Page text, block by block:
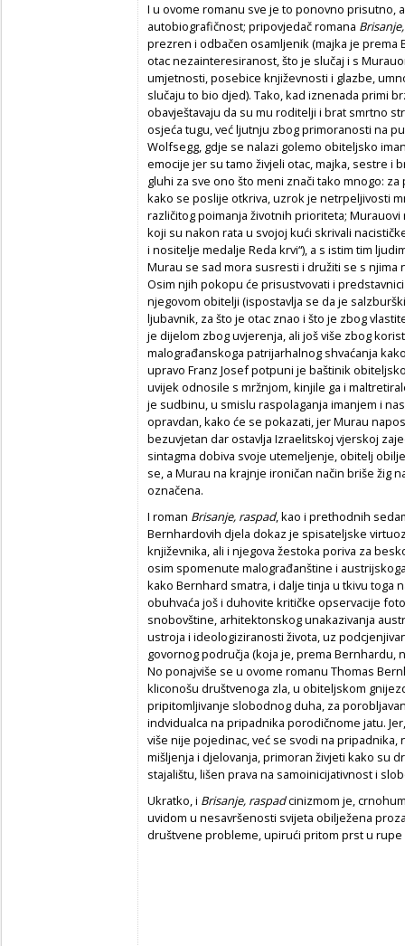
I u ovome romanu sve je to ponovno prisutno,
autobiografičnost; pripovjedač romana
prezren i odbačen osamljenik (majka je
otac nezainteresiranost, što je slučaj i s
umjetnosti, posebice književnosti i glazbe,
slučaju to bio djed). Tako, kad iznenada primi
obavještavaju da su mu roditelji i brat smrtno
osjeća tugu, već ljutnju zbog primoranosti na
Wolfsegg, gdje se nalazi golemo obiteljsko
emocije jer su tamo živjeli otac, majka, sestre i
gluhi za sve ono što meni znači tako mnogo:
kako se poslije otkriva, uzrok je netrpeljivosti
različitog poimanja životnih prioriteta;
koji su nakon rata u svojoj kući skrivali
i nositelje medalje Reda krvi“), a s istim tim
Murau se sad mora susresti i družiti se s
Osim njih pokopu će prisustvovati i
njegovom obitelji (ispostavlja se da je
ljubavnik, za što je otac znao i što je zbog
je dijelom zbog uvjerenja, ali još više zbog
malograđanskoga patrijarhalnog shvaćanja
upravo Franz Josef potpuni je baštinik
uvijek odnosile s mržnjom, kinjile ga i
je sudbinu, u smislu raspolaganja imanjem i
opravdan, kako će se pokazati, jer Murau
bezuvjetan dar ostavlja Izraelitskoj vjerskoj
sintagma dobiva svoje utemeljenje, obitelj
se, a Murau na krajnje ironičan način briše žig
označena.
I roman Brisanje, raspad, kao i prethodnih
Bernhardovih djela dokaz je spisateljske
književnika, ali i njegova žestoka poriva za
osim spomenute malograđanštine i
kako Bernhard smatra, i dalje tinja u tkivu toga
obuhvaća još i duhovite kritičke opservacije
snobovštine, arhitektonskog unakazivanja
ustroja i ideologiziranosti života, uz
govornog područja (koja je, prema Bernhardu,
No ponajviše se u ovome romanu Thomas
kliconošu društvenoga zla, u obiteljskom
pripitomljivanje slobodnog duha, za
indvidualca na pripadnika porodičnome jatu.
više nije pojedinac, već se svodi na
mišljenja i djelovanja, primoran živjeti kako su
stajalištu, lišen prava na samoinicijativnost i
Ukratko, i Brisanje, raspadcinizmom je,
uvidom u nesavršenosti svijeta obilježena
društvene probleme, upirući pritom prst u